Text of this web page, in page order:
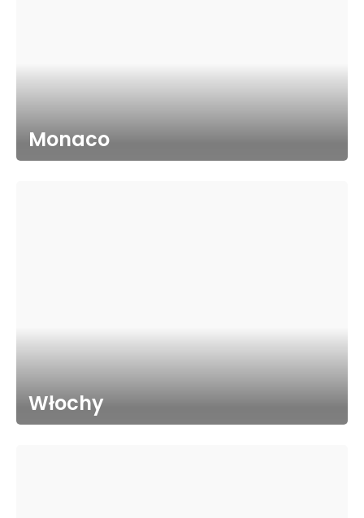
Monaco
Włochy